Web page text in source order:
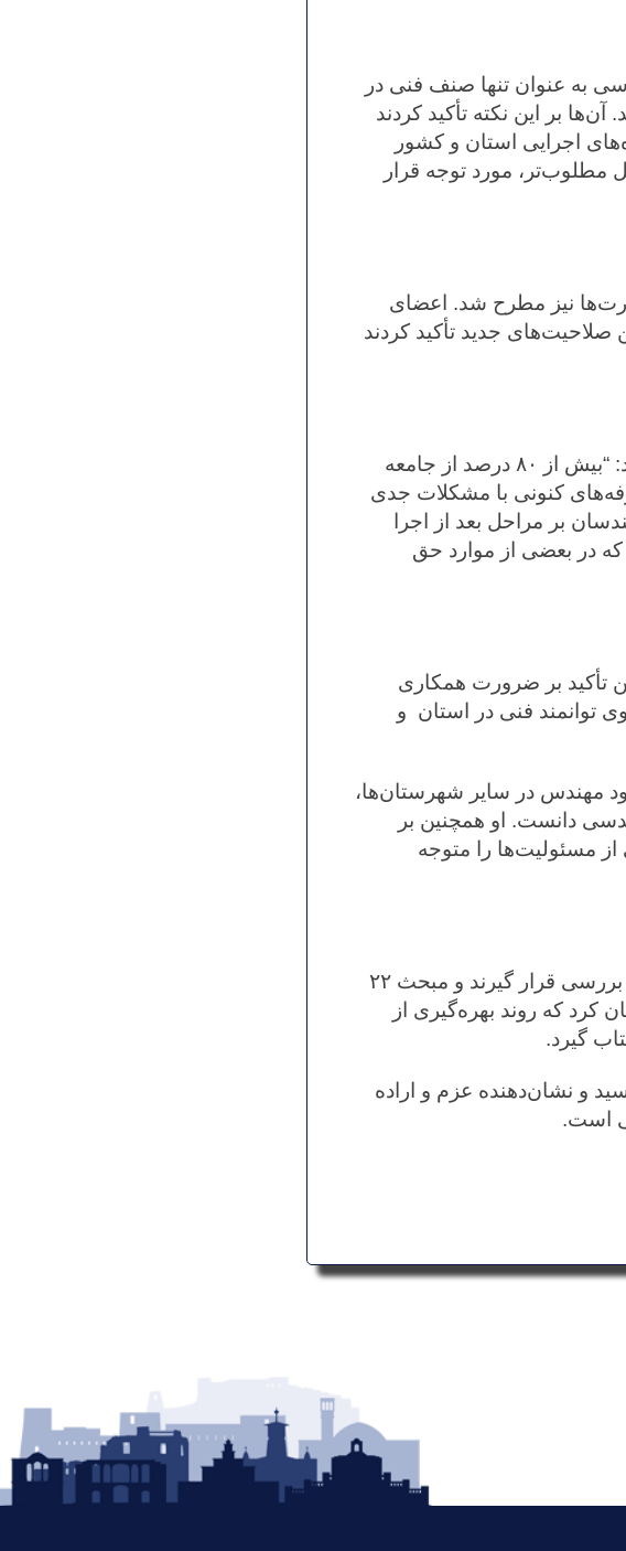
به عنوان تنها صنف فنی در
بر این نکته تأکید کردند
اجرایی استان و کشور
مورد توجه قرار
نیز مطرح شد. اعضای
صلاحیت‌های جدید تأکید کردند
در ادامه، مهندس عباسی به وضعیت تعرفه‌ها پرداخت و افزود: “بیش از ۸۰ درصد از جامعه
کنونی با مشکلات جدی
بر مراحل بعد از اجرا
در بعضی از موارد حق
تأکید بر ضرورت همکاری
توانمند فنی در استان و
مهندس در سایر شهرستان‌ها،
دانست. او همچنین بر
مسئولیت‌ها را متوجه
آقای فرهادی قول داد که تعرفه‌ها باید واقعی و به موقع مورد بررسی قرار گیرند و مبحث ۲۲
کرد که روند بهره‌گیری از
گیرد.
و نشان‌دهنده عزم و اراده
است.